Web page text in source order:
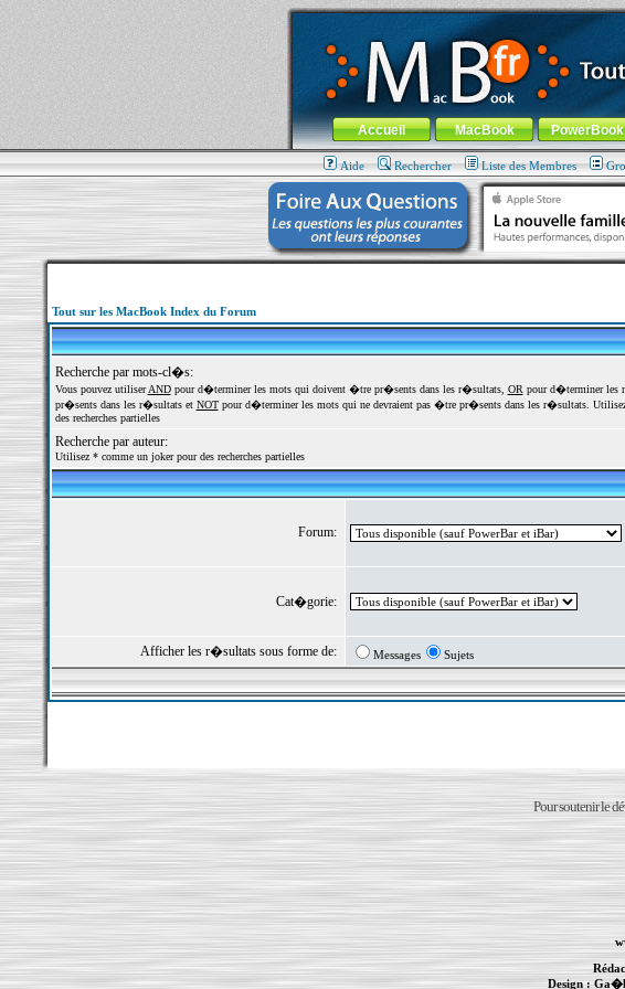
MacBook-fr.com : 100% Apple... 100% nomade !
Aller au contenu-Aller au menu général-Aller au
Menu général
Accueil MacBook PowerBook
Aide Rechercher Liste des Membres
Tout sur les MacBook Index du Forum
Recherche par mots-cl�s:
Vous pouvez utiliserANDpour d�terminer les mots qui doivent �tre pr�sents dans les r�sultats, OR pour d�terminer les
pr�sents dans les r�sultats et NOTpour d�terminer les mots qui ne devraient pas �tre pr�sents dans les r�sultats.
des recherches partielles
Recherche par auteur:
Utilisez * comme un joker pour des recherches partielles
Forum:
Cat�gorie:
Afficher les r�sultats sous forme de: Messages Sujets
Pour soutenir le
Design : Ga�l